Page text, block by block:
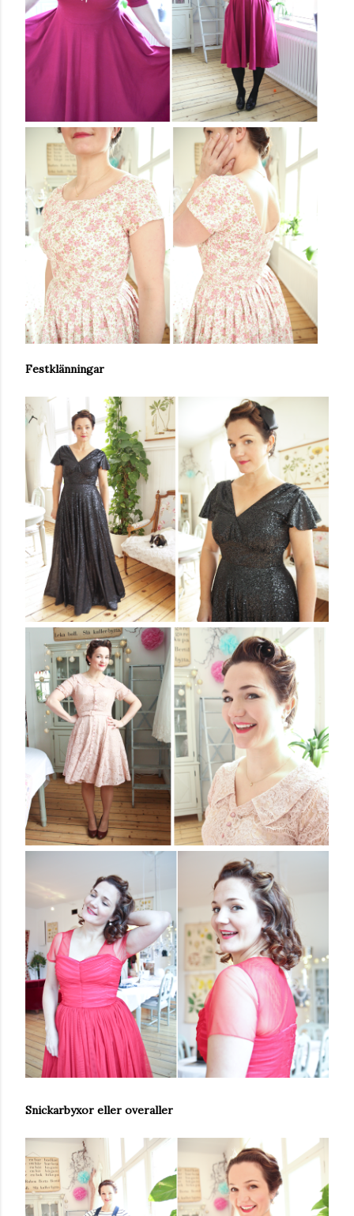
Festklänningar
Snickarbyxor eller overaller